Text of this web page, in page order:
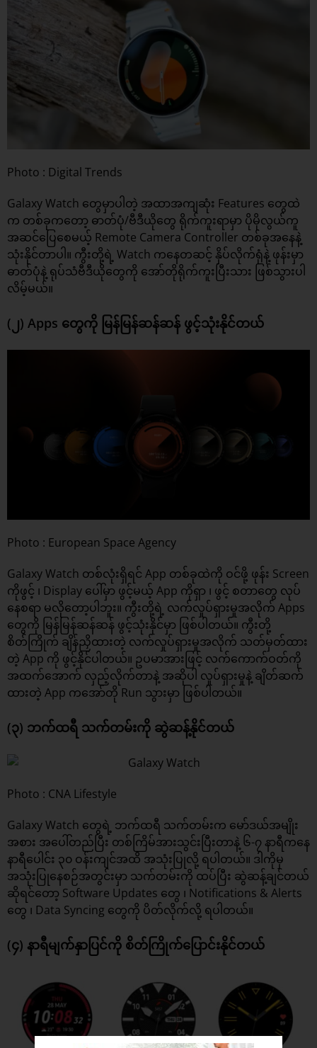
Photo : Digital Trends
Galaxy Watch တွေမှာပါတဲ့ အထာအကျဆုံး Features တွေထဲ
က တစ်ခုကတော့ ဓာတ်ပုံ/ဗီဒီယိုတွေ ရိုက်ကူးရာမှာ ပိုမိုလွယ်ကူ
အဆင်ပြေစေမယ့် Remote Camera Controller တစ်ခုအနေနဲ့
သုံးနိုင်တာပါ။ ကွီးတို့ရဲ့ Watch ကနေတဆင့် နှိပ်လိုက်ရုံနဲ့ ဖုန်းမှာ
ဓာတ်ပုံနဲ့ ရုပ်သံဗီဒီယိုတွေကို အော်တိုရိုက်ကူးပြီးသား ဖြစ်သွားပါ
လိမ့်မယ်။
(၂) Apps တွေကို မြန်မြန်ဆန်ဆန် ဖွင့်သုံးနိုင်တယ်
Photo : European Space Agency
Galaxy Watch တစ်လုံးရှိရင် App တစ်ခုထဲကို ဝင်ဖို့ ဖုန်း Screen
ကိုဖွင့် ၊ Display ပေါ်မှာ ဖွင့်မယ့် App ကိုရှာ ၊ ဖွင့် စတာတွေ လုပ်
နေစရာ မလိုတော့ပါဘူး။ ကွီးတို့ရဲ့ လက်လှုပ်ရှားမှုအလိုက် Apps
တွေကို မြန်မြန်ဆန်ဆန် ဖွင့်သုံးနိုင်မှာ ဖြစ်ပါတယ်။ ကွီးတို့
စိတ်ကြိုက် ချိန်ညှိထားတဲ့ လက်လှုပ်ရှားမှုအလိုက် သတ်မှတ်ထား
တဲ့ App ကို ဖွင့်နိုင်ပါတယ်။ ဥပမာအားဖြင့် လက်ကောက်ဝတ်ကို
အထက်အောက် လှည့်လိုက်တာနဲ့ အဆိုပါ လှုပ်ရှားမှုနဲ့ ချိတ်ဆက်
ထားတဲ့ App ကအော်တို Run သွားမှာ ဖြစ်ပါတယ်။
(၃) ဘက်ထရီ သက်တမ်းကို ဆွဲဆန့်နိုင်တယ်
Photo : CNA Lifestyle
Galaxy Watch တွေရဲ့ ဘက်ထရီ သက်တမ်းက မော်ဒယ်အမျိုး
အစား အပေါ်တည်ပြီး တစ်ကြိမ်အားသွင်းပြီးတာနဲ့ ၆-၇ နာရီကနေ
နာရီပေါင်း ၃၀ ဝန်းကျင်အထိ အသုံးပြုလို့ ရပါတယ်။ ဒါကိုမှ
အသုံးပြုနေစဉ်အတွင်းမှာ သက်တမ်းကို ထပ်ပြီး ဆွဲဆန့်ချင်တယ်
ဆိုရင်တော့ Software Updates တွေ ၊ Notifications & Alerts
တွေ ၊ Data Syncing တွေကို ပိတ်လိုက်လို့ ရပါတယ်။
(၄) နာရီမျက်နှာပြင်ကို စိတ်ကြိုက်ပြောင်းနိုင်တယ်